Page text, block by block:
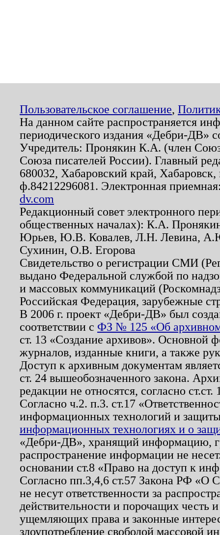
Пользовательское соглашение,
На данном сайте распространяется
периодического издания «Дебри-ДВ»
Учредитель: Пронякин К.А. (член
Союза писателей России). Главный
680032, Хабаровский край,
ф.84212296081. Электронная
dv.com
Редакционный совет электронного
общественных началах): К.А.
Юрьев, Ю.В. Ковалев, Л.Н. Левина,
Сухинин, О.В. Егорова
Свидетельство о регистрации СМИ
выдано Федеральной службой по
и массовых коммуникаций
Российская Федерация, зарубежные
В 2006 г. проект «Дебри-ДВ» был
соответствии с ФЗ № 125 «Об
ст. 13 «Создание архивов». Основной
журналов, изданные книги, а также
Доступ к архивным документам
ст. 24 вышеобозначенного закона.
редакции не относятся, согласно
Согласно ч.2. п.3. ст.17
информационных технологий и
информационных технологиях и о
«Дебри-ДВ», хранящий информацию,
распространение информации не
основании ст.8 «Право на доступ к
Согласно пп.3,4,6 ст.57 Закона РФ «О
не несут ответственности за
действительности и порочащих честь
ущемляющих права и законные
злоупотребление свободой массовой